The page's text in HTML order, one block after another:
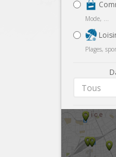
Mode, ...
Plages,
Tous